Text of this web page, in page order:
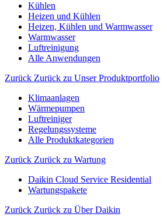
Kühlen
Heizen und Kühlen
Heizen, Kühlen und Warmwasser
Warmwasser
Luftreinigung
Alle Anwendungen
Zurück Zurück zu Unser Produktportfolio
Klimaanlagen
Wärmepumpen
Luftreiniger
Regelungssysteme
Alle Produktkategorien
Zurück Zurück zu Wartung
Daikin Cloud Service Residential
Wartungspakete
Zurück Zurück zu Über Daikin